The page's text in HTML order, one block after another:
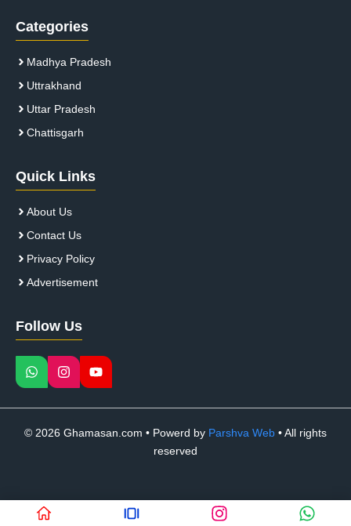
Categories
Madhya Pradesh
Uttrakhand
Uttar Pradesh
Chattisgarh
Quick Links
About Us
Contact Us
Privacy Policy
Advertisement
Follow Us
© 2026 Ghamasan.com • Powerd by Parshva Web • All rights
reserved